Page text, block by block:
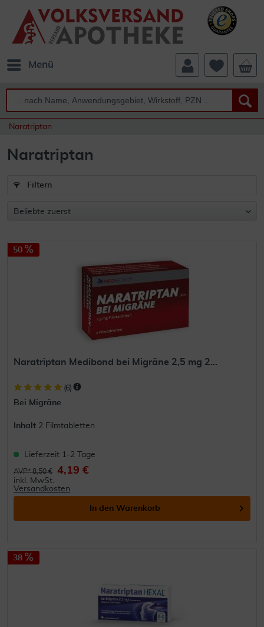
Menü
Naratriptan
Naratriptan
Filtern
50
Naratriptan Medibond bei Migräne 2,5 mg 2...
(6)
Bei Migräne
Inhalt 2 Filmtabletten
Lieferzeit 1-2 Tage
AVP* 8,50 € 4,19 €
inkl. MwSt.
Versandkosten
In den Warenkorb
38